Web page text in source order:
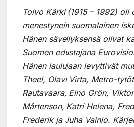
Toivo Kärki (1915 – 1992) oli
menestynein suomalainen
Hänen sävellyksensä olivat
Suomen edustajana
Hänen laulujaan levyttivät
Theel, Olavi Virta, Metro-
Rautavaara, Eino Grön,
Mårtenson, Katri Helena,
Frederik ja Juha Vainio.